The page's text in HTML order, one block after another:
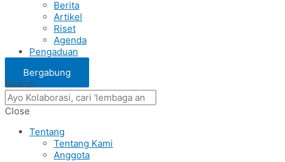
Berita
Artikel
Riset
Agenda
Pengaduan
Bergabung
Search
Close
Tentang
Tentang Kami
Anggota